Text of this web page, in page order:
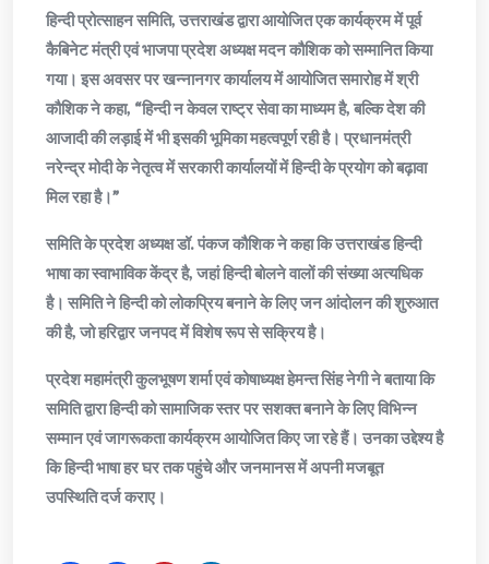
हिन्दी प्रोत्साहन समिति, उत्तराखंड द्वारा आयोजित एक कार्यक्रम में पूर्व
कैबिनेट मंत्री एवं भाजपा प्रदेश अध्यक्ष मदन कौशिक को सम्मानित किया
गया। इस अवसर पर खन्नानगर कार्यालय में आयोजित समारोह में श्री
कौशिक ने कहा, “हिन्दी न केवल राष्ट्र सेवा का माध्यम है, बल्कि देश की
आजादी की लड़ाई में भी इसकी भूमिका महत्वपूर्ण रही है। प्रधानमंत्री
नरेन्द्र मोदी के नेतृत्व में सरकारी कार्यालयों में हिन्दी के प्रयोग को बढ़ावा
मिल रहा है।”
समिति के प्रदेश अध्यक्ष डॉ. पंकज कौशिक ने कहा कि उत्तराखंड हिन्दी
भाषा का स्वाभाविक केंद्र है, जहां हिन्दी बोलने वालों की संख्या अत्यधिक
है। समिति ने हिन्दी को लोकप्रिय बनाने के लिए जन आंदोलन की शुरुआत
की है, जो हरिद्वार जनपद में विशेष रूप से सक्रिय है।
प्रदेश महामंत्री कुलभूषण शर्मा एवं कोषाध्यक्ष हेमन्त सिंह नेगी ने बताया कि
समिति द्वारा हिन्दी को सामाजिक स्तर पर सशक्त बनाने के लिए विभिन्न
सम्मान एवं जागरूकता कार्यक्रम आयोजित किए जा रहे हैं। उनका उद्देश्य है
कि हिन्दी भाषा हर घर तक पहुंचे और जनमानस में अपनी मजबूत
उपस्थिति दर्ज कराए।